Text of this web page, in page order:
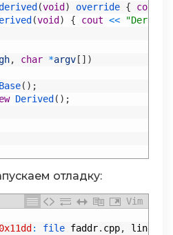
(void ) override { cout
(void ) { cout <<
, char *argv [ ] )
Base( ) ;
Derived ( ) ;
отладку:
Vim
0x11dd : file faddr. cpp, line